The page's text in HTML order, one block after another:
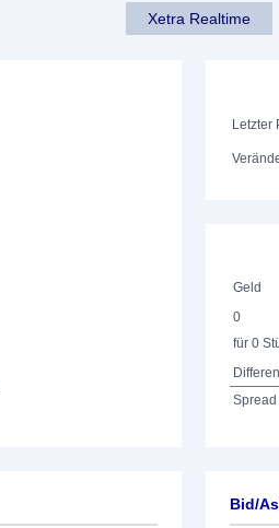
Xetra Realtime
Letzter
Geld
0
für 0
Bid/